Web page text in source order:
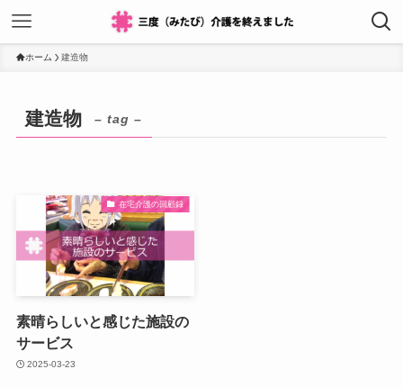
ホーム 建造物
建造物 – tag –
在宅介護の回顧録
素晴らしいと感じた施設の
サービス
2025-03-23